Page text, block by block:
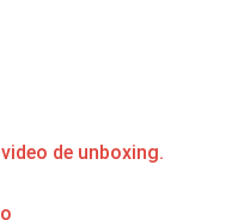
de unboxing.